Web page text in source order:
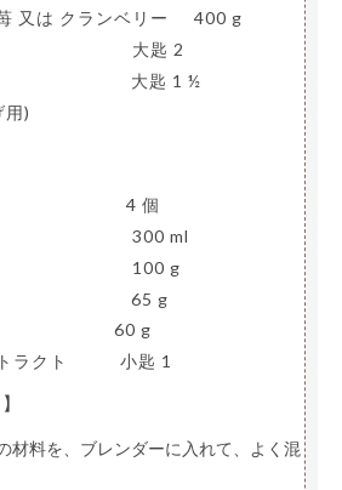
又は クランベリー 400 g
大匙 2
大匙 1 ½
用)
4 個
300 ml
100 g
65 g
60 g
ラクト 小匙 1
材料を、ブレンダーに入れて、よく混